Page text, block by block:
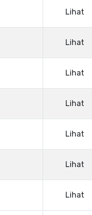
Lihat
Lihat
Lihat
Lihat
Lihat
Lihat
Lihat